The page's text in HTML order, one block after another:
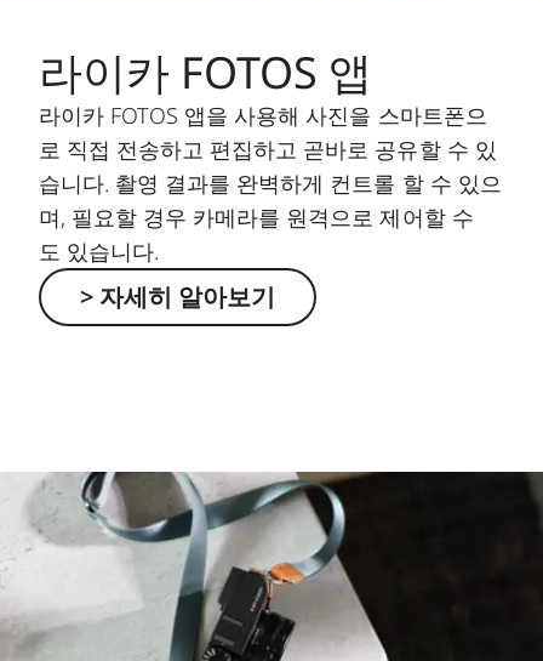
라이카 FOTOS 앱
라이카 FOTOS 앱을 사용해 사진을 스마트폰으
로 직접 전송하고 편집하고 곧바로 공유할 수 있
습니다. 촬영 결과를 완벽하게 컨트롤 할 수 있으
며, 필요할 경우 카메라를 원격으로 제어할 수
도 있습니다.
> 자세히 알아보기